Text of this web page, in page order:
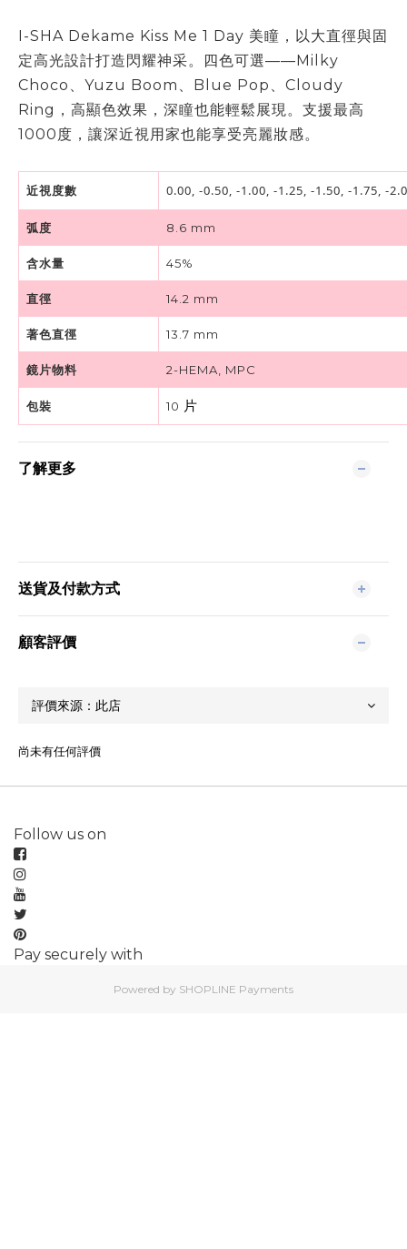
I-SHA Dekame Kiss Me 1 Day 美瞳，以大直徑與固
定高光設計打造閃耀神采。四色可選——Milky
Choco、Yuzu Boom、Blue Pop、Cloudy
Ring，高顯色效果，深瞳也能輕鬆展現。支援最高
1000度，讓深近視用家也能享受亮麗妝感。
近視度數 0.00, -0.50, -1.00, -1.25, -1.50, -1.75, -
弧度 8.6 mm
含水量 45%
直徑 14.2 mm
著色直徑 13.7 mm
鏡片物料 2-HEMA, MPC
包裝 10 片
了解更多
送貨及付款方式
顧客評價
尚未有任何評價
Follow us on
Pay securely with
Powered by SHOPLINE Payments